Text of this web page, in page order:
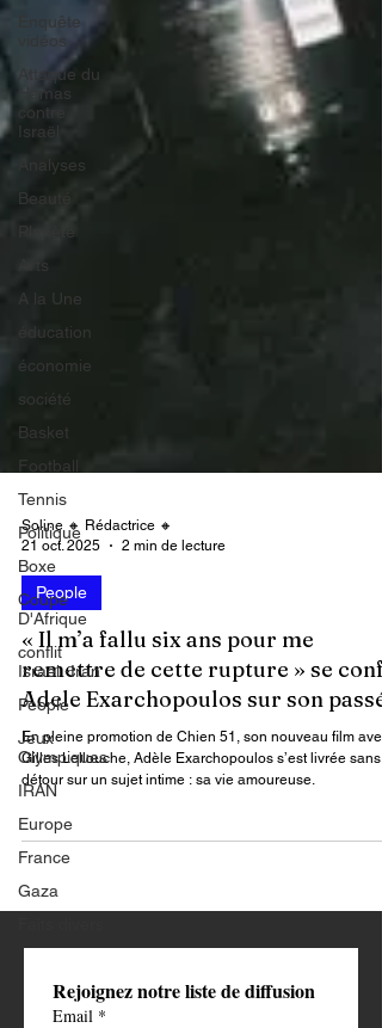
Enquête
vidéos
Attaque du
Hamas
contre
Israël
Analyses
Beauté
Planète
Arts
A la Une
éducation
économie
société
Basket
Football
Tennis
Politique
Boxe
Coupe
D'Afrique
conflit
Israël -Iran
People
Jeux
Olympiques
IRAN
Europe
France
Gaza
Soline 🔸 Rédactrice 🔸
21 oct. 2025
People
« Il m’a fallu six ans pour me
remettre de cette rupture » se
Adele Exarchopoulos sur son passé.
En pleine promotion de Chien 51, son nouveau film avec
Gilles Lellouche, Adèle Exarchopoulos s’est livrée sans
détour sur un sujet intime : sa vie amoureuse.